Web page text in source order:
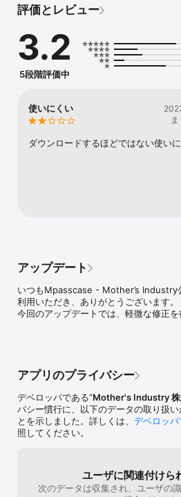
Mother’s Industry及び各ブランドの最
覧いただけます。
▼STYLING
フォロー設定していただいたブランド
案します。
らその場で購入も可能です。
フォロー設定していただいたブランド
お近くのmizuiro ind・MARcourt・
MidiUmi・MARcourt marcheが検索で
評価とレビュー
3.2
5段階評価中
使いにくい
ダウンロードするほどではない使い
アップデート
いつもMpasscase - Mother’s Industry
利用いただき、ありがとうございます。
今回のアップデートでは、軽微な修正を
アプリのプライバシー
デベロッパである“Mother's Industry 株
バシー慣行に、以下のデータの取り扱
とを示しました。詳しくは、 デベロッ
照してください。
ユーザに関連付けら
次のデータは収集され、ユーザの